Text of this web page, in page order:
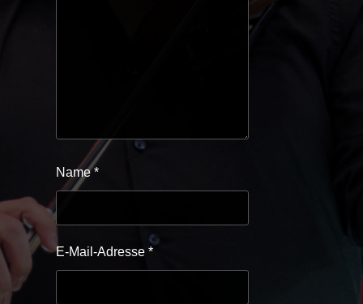
Name*
E-Mail-Adresse *